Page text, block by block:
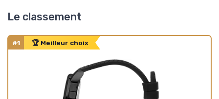
Le classement
#1 🏆 Meilleur choix